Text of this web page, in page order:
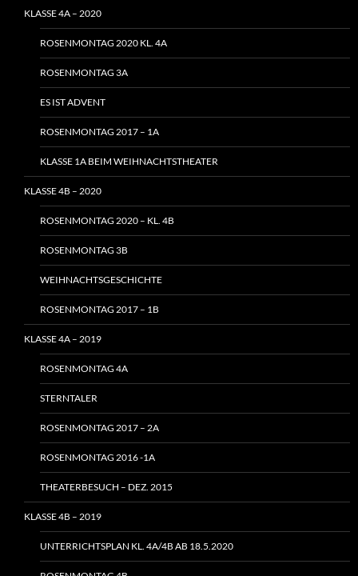
KLASSE 4A – 2020
ROSENMONTAG 2020 KL. 4A
ROSENMONTAG 3A
ES IST ADVENT
ROSENMONTAG 2017 – 1A
KLASSE 1A BEIM WEIHNACHTSTHEATER
KLASSE 4B – 2020
ROSENMONTAG 2020 – KL. 4B
ROSENMONTAG 3B
WEIHNACHTSGESCHICHTE
ROSENMONTAG 2017 – 1B
KLASSE 4A – 2019
ROSENMONTAG 4A
STERNTALER
ROSENMONTAG 2017 – 2A
ROSENMONTAG 2016 -1A
THEATERBESUCH – DEZ. 2015
KLASSE 4B – 2019
UNTERRICHTSPLAN KL. 4A/4B AB 18.5.2020